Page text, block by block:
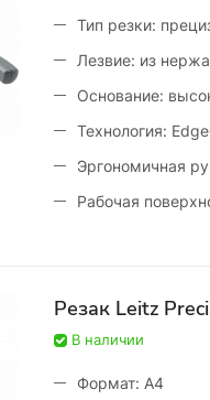
Тип резки:
Лезвие: из
Основание:
Технология:
Эргономичная
Рабочая
Резак Leitz
В наличии
Формат: А4